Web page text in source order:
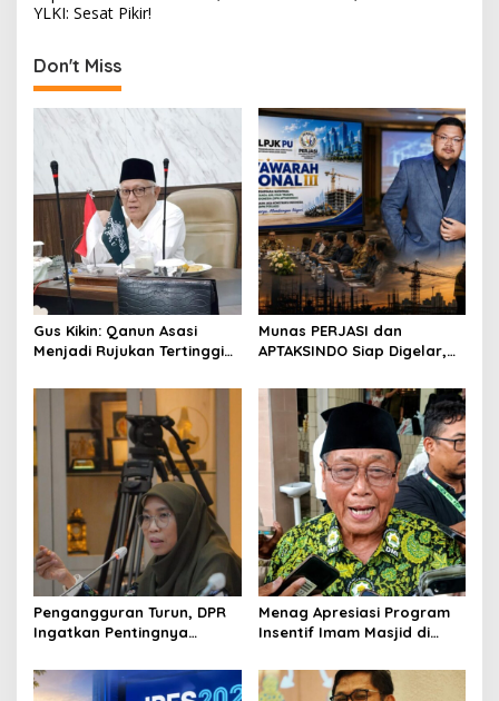
o
t
n
v
i
g
a
t
i
o
n
YLKI: Sesat Pikir!
Don't Miss
Gus Kikin: Qanun Asasi
Menjadi Rujukan Tertinggi
Munas PERJASI dan
APTAKSINDO Siap Digelar,
Revisi AD/ART
Pengangguran Turun, DPR
Ingatkan Pentingnya
yang Layak
Menag Apresiasi Program
Insentif Imam Masjid di
Model Nasional